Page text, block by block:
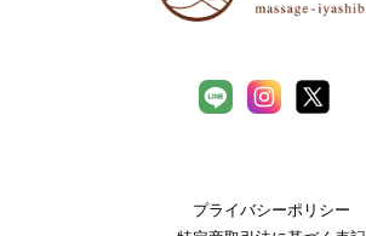
プライバシーポリシー